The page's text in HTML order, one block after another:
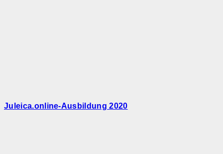
Juleica.online-Ausbildung 2020